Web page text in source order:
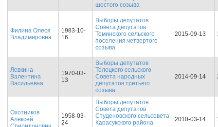
шестого созыва
Филина Олеся
Владимировна
1983-10-
16
Выборы депутатов
Совета депутатов
Томинского сельского
поселения четвертого
созыва
2015-09-13
Левкина
Валентина
Васильевна
1970-03-
13
Выборы депутатов
Телецкого сельского
Совета народных
депутатов третьего
созыва
2014-09-14
Охотников
Алексей
1958-03-
24
Выборы депутатов
Совета депутатов
Студеновского сельсовета
Карасукского района
2010-03-14